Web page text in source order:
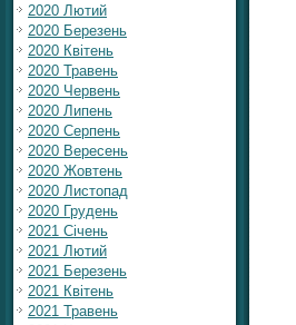
2020 Лютий
2020 Березень
2020 Квітень
2020 Травень
2020 Червень
2020 Липень
2020 Серпень
2020 Вересень
2020 Жовтень
2020 Листопад
2020 Грудень
2021 Січень
2021 Лютий
2021 Березень
2021 Квітень
2021 Травень